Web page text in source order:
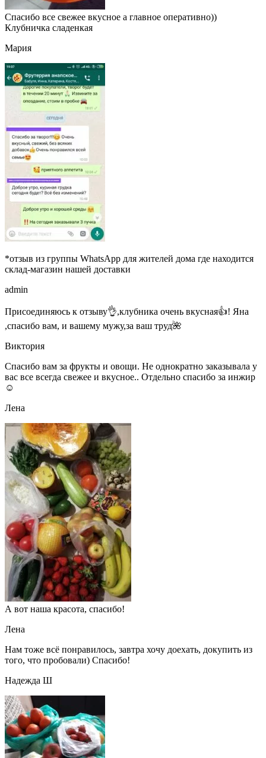
Спасибо все свежее вкусное а главное оперативно))
Клубничка сладенкая
Мария
*отзыв из группы WhatsApp для жителей дома где находится
склад-магазин нашей доставки
admin
Присоединяюсь к отзыву👌,клубника очень вкусная👍! Яна
,спасибо вам, и вашему мужу,за ваш труд🌺
Виктория
Спасибо вам за фрукты и овощи. Не однократно заказывала у
вас все всегда свежее и вкусное.. Отдельно спасибо за инжир
☺
Лена
А вот наша красота, спасибо!
Лена
Нам тоже всё понравилось, завтра хочу доехать, докупить из
того, что пробовали) Спасибо!
Надежда Ш